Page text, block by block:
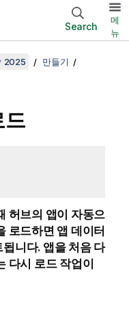
Search
메
뉴
2025
만들기
드
허브의 앱이 자동으
로드하면 앱 데이터
니다. 앱을 처음 다
다시 로드 작업이